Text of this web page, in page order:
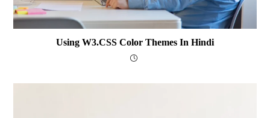
Using W3.CSS Color Themes In Hindi